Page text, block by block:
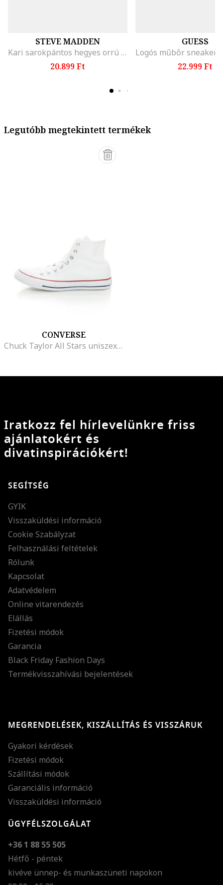
STEVE MADDEN
Kari sarokpántos hegyes orrú cipő, Fekete
20.899 Ft
GUESS
22.999 Ft
Legutóbb megtekintett termékek
CONVERSE
Chuck Taylor All Stars uniszex középmagas szárú vászoncipő, Fehér
Iratkozz fel hírlevelünkre friss
ajánlatokért és
divatinspirációkért!
SEGÍTSÉG
GYIK
Visszaküldési információ
Cookie Szabályzat
Felhasználási feltételek
Rólunk
Kapcsolat
Adatvédelem
Online vitarendezés
Elállás
Fizetési módok
Garancia
Black Friday Fashion Days
Termékvisszahívási bejelentések
MEGRENDELÉSEK, KISZÁLLÍTÁS ÉS VISSZÁRUK
Gyakori kérdések
Fizetési módok
Szállítási módok
Garanciális információ
Visszaküldési információ
ÜGYFÉLSZOLGÁLAT
+36 1 88 55 505
Hétfő - péntek
kivéve ünnep- és munkaszüneti napokon